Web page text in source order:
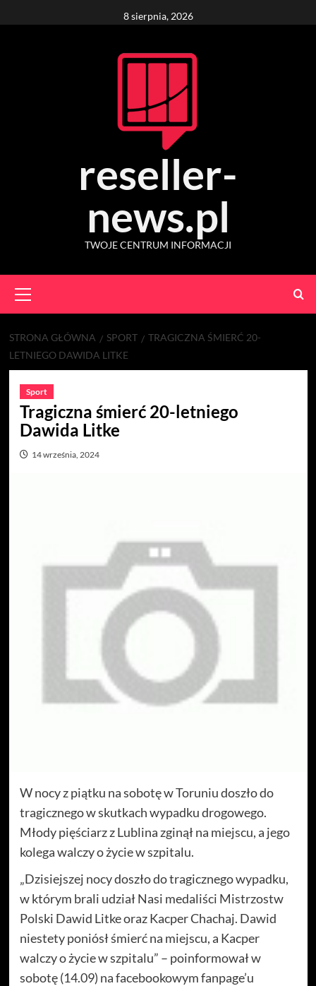
to
8 sierpnia, 2026
reseller-
news.pl
TWOJE CENTRUM INFORMACJI
Menu
STRONA GŁÓWNA SPORT
TRAGICZNA ŚMIERĆ 20-
LETNIEGO DAWIDA LITKE
Sport
Tragiczna śmierć 20-letniego
Dawida Litke
14 września, 2024
W nocy z piątku na sobotę w Toruniu doszło do
tragicznego w skutkach wypadku drogowego.
Młody pięściarz z Lublina zginął na miejscu, a jego
kolega walczy o życie w szpitalu.
„Dzisiejszej nocy doszło do tragicznego wypadku,
w którym brali udział Nasi medaliści Mistrzostw
Polski Dawid Litke oraz Kacper Chachaj. Dawid
niestety poniósł śmierć na miejscu, a Kacper
walczy o życie w szpitalu” – poinformował w
sobotę (14.09) na facebookowym fanpage’u